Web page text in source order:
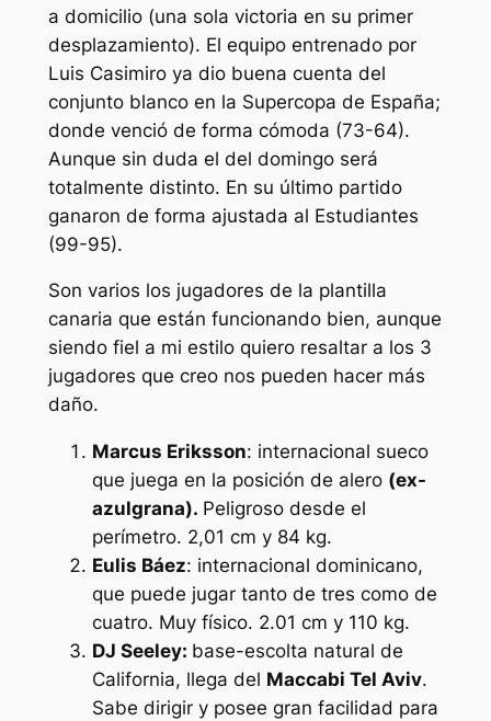
a domicilio (una sola victoria en su primer
desplazamiento). El equipo entrenado por
Luis Casimiro ya dio buena cuenta del
conjunto blanco en la Supercopa de España;
donde venció de forma cómoda (73-64).
Aunque sin duda el del domingo será
totalmente distinto. En su último partido
ganaron de forma ajustada al Estudiantes
(99-95).
Son varios los jugadores de la plantilla
canaria que están funcionando bien, aunque
siendo fiel a mi estilo quiero resaltar a los 3
jugadores que creo nos pueden hacer más
daño.
Marcus Eriksson: internacional sueco
que juega en la posición de alero (ex-
azulgrana). Peligroso desde el
perímetro. 2,01 cm y 84 kg.
Eulis Báez: internacional dominicano,
que puede jugar tanto de tres como de
cuatro. Muy físico. 2.01 cm y 110 kg.
DJ Seeley: base-escolta natural de
California, llega del Maccabi Tel Aviv.
Sabe dirigir y posee gran facilidad para